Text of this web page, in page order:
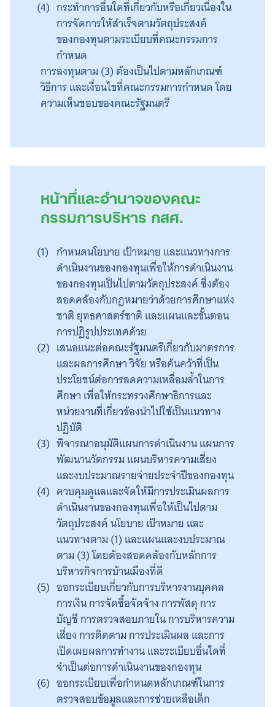
กระทำการอื่นใดที่เกี่ยวกับหรือเกี่ยวเนื่องใน
การจัดการให้สำเร็จตามวัตถุประสงค์
ของกองทุนตามระเบียบที่คณะกรรมการ
กำหนด
การลงทุนตาม (3) ต้องเป็นไปตามหลักเกณฑ์
วิธีการ และเงื่อนไขที่คณะกรรมการกำหนด โดย
ความเห็นชอบของคณะรัฐมนตรี
หน้าที่และอำนาจของคณะ
กรรมการบริหาร กสศ.
กำหนดนโยบาย เป้าหมาย และแนวทางการ
ดำเนินงานของกองทุนเพื่อให้การดำเนินงาน
ของกองทุนเป็นไปตามวัตถุประสงค์ ซึ่งต้อง
สอดคล้องกับกฎหมายว่าด้วยการศึกษาแห่ง
ชาติ ยุทธศาสตร์ชาติ และแผนและขั้นตอน
การปฏิรูปประเทศด้วย
เสนอแนะต่อคณะรัฐมนตรีเกี่ยวกับมาตรการ
และผลการศึกษา วิจัย หรือค้นคว้าที่เป็น
ประโยชน์ต่อการลดความเหลื่อมล้ำในการ
ศึกษา เพื่อให้กระทรวงศึกษาธิการและ
หน่วยงานที่เกี่ยวข้องนำไปใช้เป็นแนวทาง
ปฏิบัติ
พิจารณาอนุมัติแผนการดำเนินงาน แผนการ
พัฒนานวัตกรรม แผนบริหารความเสี่ยง
และงบประมาณรายจ่ายประจำปีของกองทุน
ควบคุมดูแลและจัดให้มีการประเมินผลการ
ดำเนินงานของกองทุนเพื่อให้เป็นไปตาม
วัตถุประสงค์ นโยบาย เป้าหมาย และ
แนวทางตาม (1) และแผนและงบประมาณ
ตาม (3) โดยต้องสอดคล้องกับหลักการ
บริหารกิจการบ้านเมืองที่ดี
ออกระเบียบเกี่ยวกับการบริหารงานบุคคล
การเงิน การจัดซื้อจัดจ้าง การพัสดุ การ
บัญชี การตรวจสอบภายใน การบริหารความ
เสี่ยง การติดตาม การประเมินผล และการ
เปิดเผยผลการทำงาน และระเบียบอื่นใดที่
จำเป็นต่อการดำเนินงานของกองทุน
ออกระเบียบเพื่อกำหนดหลักเกณฑ์ในการ
ตรวจสอบข้อมูลและการช่วยเหลือเด็ก